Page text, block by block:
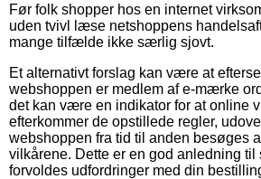
Før folk shopper hos en internet
uden tvivl læse netshoppens
mange tilfælde ikke særlig sjovt.
Et alternativt forslag kan være at
webshoppen er medlem af e-mærke
det kan være en indikator for at online
efterkommer de opstillede regler,
webshoppen fra tid til anden besøges
vilkårene. Dette er en god anledning til
forvoldes udfordringer med din